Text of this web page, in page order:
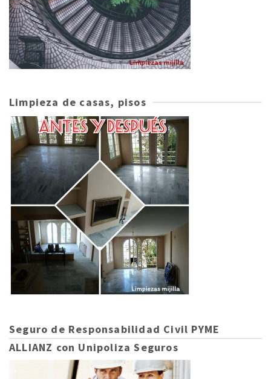
Limpieza de casas, pisos
Seguro de Responsabilidad Civil PYME
ALLIANZ con Unipoliza Seguros